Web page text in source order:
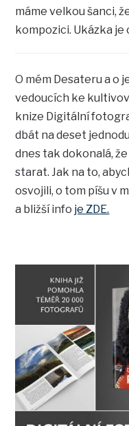
máme velkou šanci,
kompozici. Ukázka je
O mém Desateru a o
vedoucích ke
knize Digitální
dbát na deset
dnes tak dokonalá,
starat. Jak na to,
osvojili, o tom píšu v
a bližší info je ZDE.